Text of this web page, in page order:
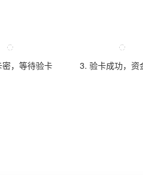
，等待验卡 3. 验卡成功，资